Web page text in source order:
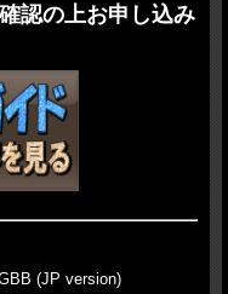
認の上お申し込み
(JP version)